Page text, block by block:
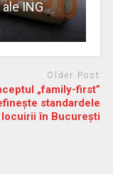
ING
Older Post
„family-first”
standardele
locuirii în București